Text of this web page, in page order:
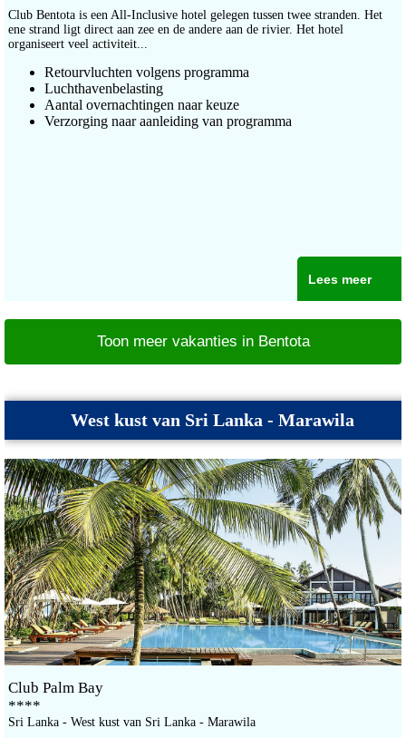
Club Bentota is een All-Inclusive hotel gelegen tussen twee stranden. Het
ene strand ligt direct aan zee en de andere aan de rivier. Het hotel
organiseert veel activiteit...
Retourvluchten volgens programma
Luchthavenbelasting
Aantal overnachtingen naar keuze
Verzorging naar aanleiding van programma
Lees meer
Toon meer vakanties in Bentota
West kust van Sri Lanka - Marawila
Club Palm Bay
****
Sri Lanka - West kust van Sri Lanka - Marawila